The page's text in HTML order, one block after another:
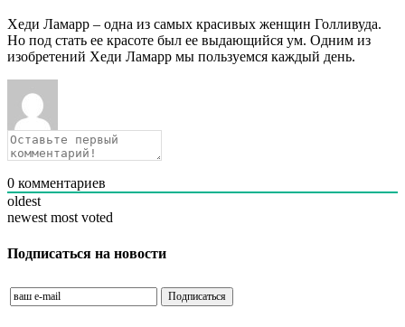
Хеди Ламарр – одна из самых красивых женщин Голливуда.
Но под стать ее красоте был ее выдающийся ум. Одним из
изобретений Хеди Ламарр мы пользуемся каждый день.
0 комментариев
oldest
newest most voted
Подписаться на новости